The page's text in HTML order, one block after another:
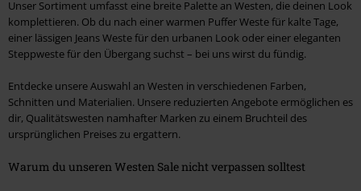
Unser Sortiment umfasst eine breite Palette an Westen, die deinen Look
komplettieren. Ob du nach einer warmen Puffer Weste für kalte Tage,
einer lässigen Jeans Weste für den urbanen Look oder einer eleganten
Steppweste für den Übergang suchst – bei uns wirst du fündig.
Entdecke unsere Auswahl an Westen in verschiedenen Farben,
Schnitten und Materialien. Unsere reduzierten Angebote ermöglichen es
dir, Qualitätswesten namhafter Marken zu einem Bruchteil des
ursprünglichen Preises zu ergattern.
Warum du unseren Westen Sale nicht verpassen solltest